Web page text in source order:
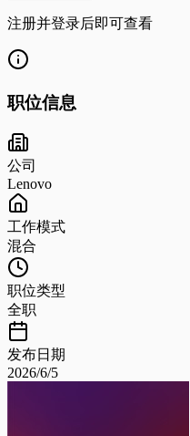
注册并登录后即可查看
职位信息
公司
Lenovo
工作模式
混合
职位类型
全职
发布日期
2026/6/5